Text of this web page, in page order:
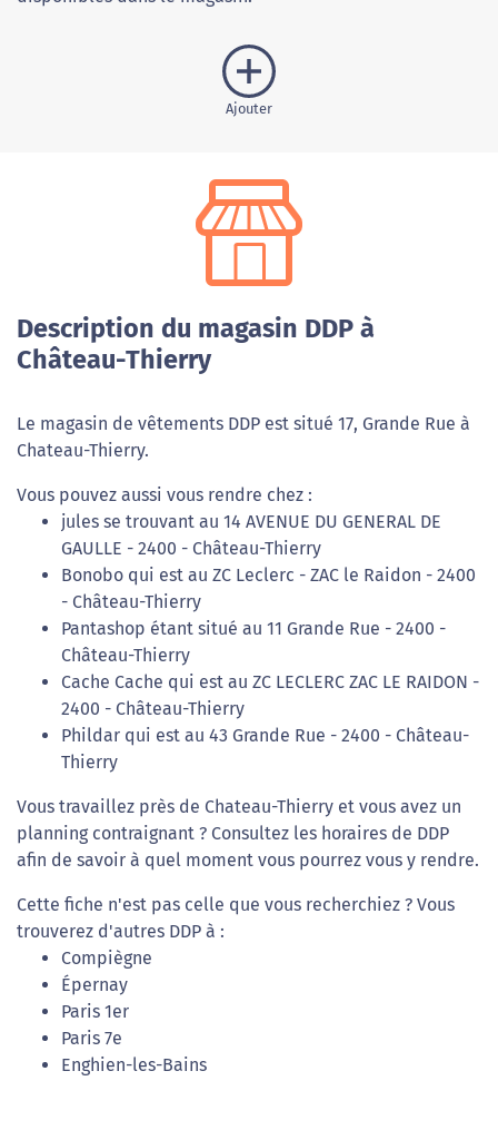
Ajouter
Description du magasin DDP à
Château-Thierry
Le magasin de vêtements DDP est situé 17, Grande Rue à
Chateau-Thierry.
Vous pouvez aussi vous rendre chez :
jules se trouvant au 14 AVENUE DU GENERAL DE
GAULLE - 2400 - Château-Thierry
Bonobo qui est au ZC Leclerc - ZAC le Raidon - 2400
- Château-Thierry
Pantashop étant situé au 11 Grande Rue - 2400 -
Château-Thierry
Cache Cache qui est au ZC LECLERC ZAC LE RAIDON -
2400 - Château-Thierry
Phildar qui est au 43 Grande Rue - 2400 - Château-
Thierry
Vous travaillez près de Chateau-Thierry et vous avez un
planning contraignant ? Consultez les horaires de DDP
afin de savoir à quel moment vous pourrez vous y rendre.
Cette fiche n'est pas celle que vous recherchiez ? Vous
trouverez d'autres DDP à :
Compiègne
Épernay
Paris 1er
Paris 7e
Enghien-les-Bains